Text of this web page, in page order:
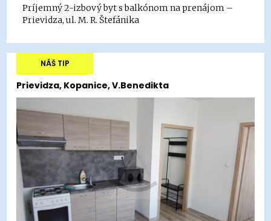
Príjemný 2-izbový byt s balkónom na prenájom –
Prievidza, ul. M. R. Štefánika
Prievidza, Kopanice, V.Benedikta
NÁŠ TIP